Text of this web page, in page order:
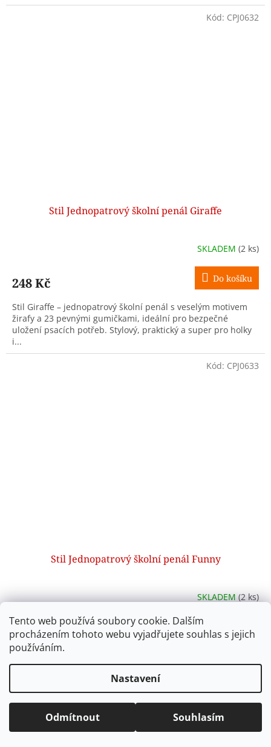
Tento web používá soubory cookie. Dalším
procházením tohoto webu vyjadřujete souhlas s jejich
používáním.
Nastavení
Odmítnout Souhlasím
Stil Jednopatrový školní penál Giraffe
SKLADEM (2 ks)
248 Kč Do košíku
Stil Giraffe – jednopatrový školní penál s veselým motivem
žirafy a 23 pevnými gumičkami, ideální pro bezpečné
uložení psacích potřeb. Stylový, praktický a super pro holky
i...
Kód: CPJ0632
Stil Jednopatrový školní penál Funny
SKLADEM(2 ks)
248 Kč
😄 Stil Funny – jednopatrový školní penál s veselým
designem a 23 pevnými gumičkami pro pohodlné uložení
školních potřeb. Stylový a praktický – ideální pro kluky i holky
na 1....
Kód: CPJ0633
Kód: